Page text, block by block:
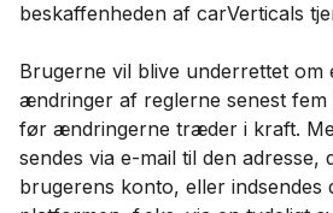
beskaffenheden af ​​carVerticals
Brugerne vil blive underrettet om
ændringer af reglerne senest fem
før ændringerne træder i kraft.
sendes via e-mail til den adresse,
brugerens konto, eller indsendes